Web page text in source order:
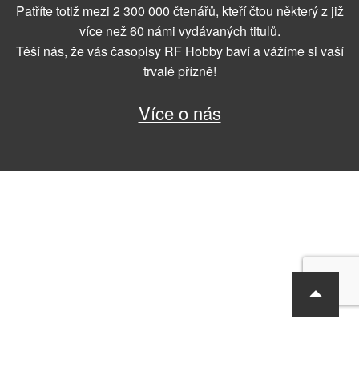
Patříte totiž mezi 2 300 000 čtenářů, kteří čtou některý z již
více než 60 námi vydávaných titulů.
Těší nás, že vás časopisy RF Hobby baví a vážíme si vaší
trvalé přízně!
Více o nás